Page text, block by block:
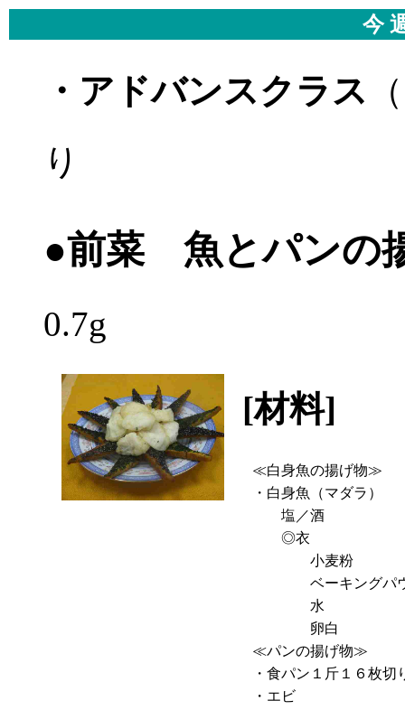
今
・アドバンスクラス
り
●前菜 魚とパンの
0.7g
[材料]
≪白身魚の揚げ物≫
・白身魚（マダラ）
塩／酒
◎衣
小麦粉
ベーキングパウ
水
卵白
≪パンの揚げ物≫
・食パン１斤１６枚切
・エビ